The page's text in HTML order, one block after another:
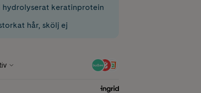
hydrolyserat keratinprotein
hår, skölj ej